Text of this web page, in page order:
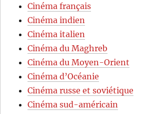
Cinéma français
Cinéma indien
Cinéma italien
Cinéma du Maghreb
Cinéma du Moyen-Orient
Cinéma d’Océanie
Cinéma russe et soviétique
Cinéma sud-américain